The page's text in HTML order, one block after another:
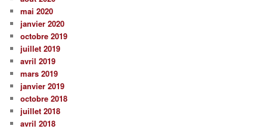
mai 2020
janvier 2020
octobre 2019
juillet 2019
avril 2019
mars 2019
janvier 2019
octobre 2018
juillet 2018
avril 2018